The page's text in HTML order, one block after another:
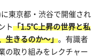
に東京都・渋谷で開催され
ト「1.5℃上昇の世界と私
生きるのか～」。有識者
の取り組みをレクチャー